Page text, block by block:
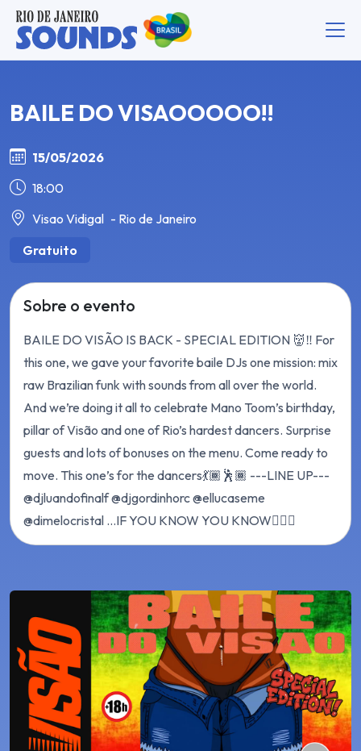
BAILE DO VISAOOOOO!!
15/05/2026
18:00
Visao Vidigal - Rio de Janeiro
Gratuito
Sobre o evento
BAILE DO VISÃO IS BACK - SPECIAL EDITION 👹‼️ For
this one, we gave your favorite baile DJs one mission: mix
raw Brazilian funk with sounds from all over the world.
And we’re doing it all to celebrate Mano Toom’s birthday,
pillar of Visão and one of Rio’s hardest dancers. Surprise
guests and lots of bonuses on the menu. Come ready to
move. This one’s for the dancers💃🏾🕺🏾 ---LINE UP---
@djluandofinalf @djgordinhorc @ellucaseme
@dimelocristal ...IF YOU KNOW YOU KNOW😮‍💨🤐